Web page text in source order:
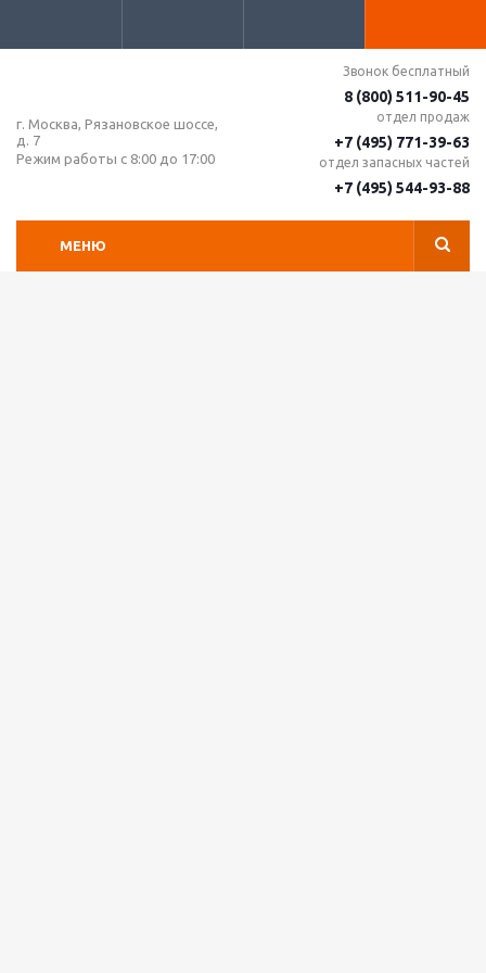
г. Москва, Рязановское шоссе,
д. 7
Режим работы с 8:00 до 17:00
Звонок бесплатный
8 (800) 511-90-45
отдел продаж
+7 (495) 771-39-63
отдел запасных частей
+7 (495) 544-93-88
МЕНЮ